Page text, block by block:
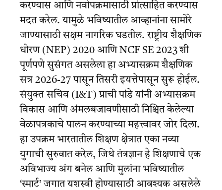
करण्यास आणि नवोपक्रमासाठी प्रोत्साहित करण्यास
मदत करेल. यामुळे भविष्यातील आव्हानांना सामोरे
जाण्यासाठी सक्षम नागरिक घडतील. राष्ट्रीय शैक्षणिक
धोरण (NEP) 2020 आणि NCF SE 2023 शी
पूर्णपणे सुसंगत असलेला हा अभ्यासक्रम शैक्षणिक
सत्र 2026-27 पासून तिसरी इयत्तेपासून सुरू होईल.
संयुक्त सचिव (I&T) प्राची पांडे यांनी अभ्यासक्रम
विकास आणि अंमलबजावणीसाठी निश्चित केलेल्या
वेळापत्रकाचे पालन करण्याच्या महत्त्वावर जोर दिला.
हा उपक्रम भारतातील शिक्षण क्षेत्रात एका नव्या
युगाची सुरुवात करेल, जिथे तंत्रज्ञान हे शिक्षणाचे एक
अविभाज्य अंग बनेल आणि मुलांना भविष्यातील
‘स्मार्ट’ जगात यशस्वी होण्यासाठी आवश्यक असलेले